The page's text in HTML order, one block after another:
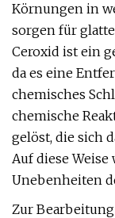
Körnungen in
sorgen für
Ceroxid ist ein
da es eine
chemisches
chemische
gelöst, die sich
Auf diese
Unebenheiten
Zur